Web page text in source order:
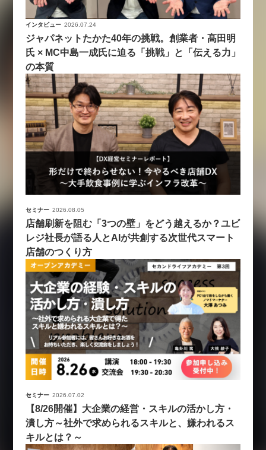
インタビュー 2026.07.24
ジャパネットたかた40年の挑戦。創業者・髙田明
氏 × MC中島一成氏に迫る「挑戦」と「伝える力」
の本質
セミナー 2026.08.05
店舗刷新を阻む「3つの壁」をどう越えるか？ユビ
レジ社長が語る人とAIが共創する次世代スマート
店舗のつくり方
セミナー 2026.07.02
【8/26開催】大企業の経営・スキルの活かし方・
潰し方～社外で求められるスキルと、嫌われるス
キルとは？～